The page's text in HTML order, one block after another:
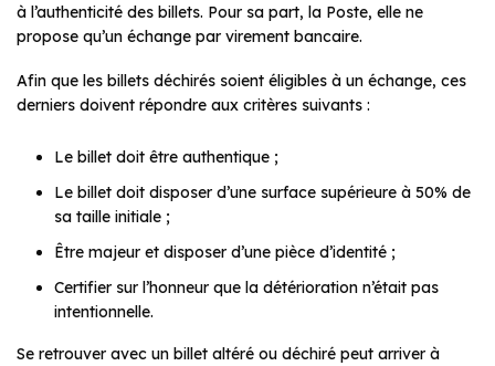
à l’authenticité des billets. Pour sa part, la Poste, elle ne
propose qu’un échange par virement bancaire.
Afin que les billets déchirés soient éligibles à un échange, ces
derniers doivent répondre aux critères suivants :
Le billet doit être authentique ;
Le billet doit disposer d’une surface supérieure à 50% de
sa taille initiale ;
Être majeur et disposer d’une pièce d’identité ;
Certifier sur l’honneur que la détérioration n’était pas
intentionnelle.
Se retrouver avec un billet altéré ou déchiré peut arriver à